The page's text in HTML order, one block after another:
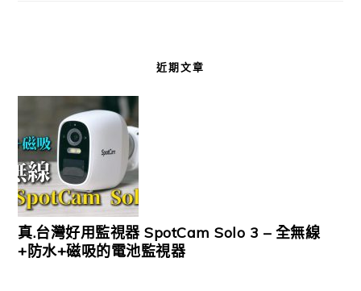
近期文章
真.台灣好用監視器 SpotCam Solo 3 – 全無線
+防水+磁吸的電池監視器